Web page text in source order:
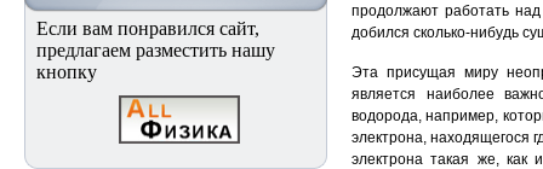
Если вам понравился сайт,
предлагаем разместить нашу
кнопку
продолжают работать
добился сколько-нибудь
Эта присущая миру
является наиболее
водорода, например,
электрона, находящегося
электрона такая же,